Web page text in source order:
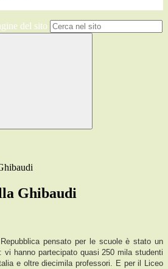
del sito
Ghibaudi
pensato per le scuole è stato un
vi hanno partecipato quasi 250 mila studenti
e oltre diecimila professori. E per il Liceo